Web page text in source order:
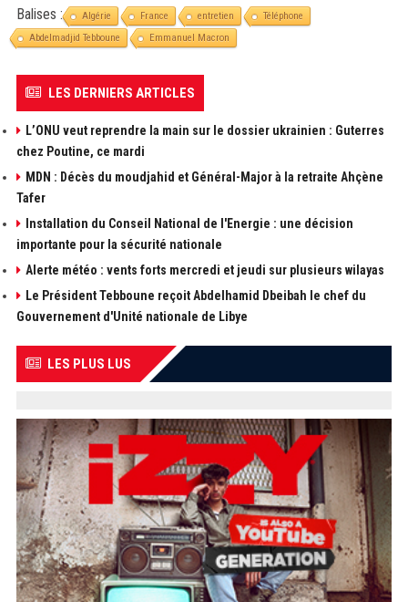
Balises : Algérie France entretien
Téléphone
Abdelmadjid Tebboune
Emmanuel Macron
LES DERNIERS ARTICLES
L’ONU veut reprendre la main sur le dossier ukrainien : Guterres
chez Poutine, ce mardi
MDN : Décès du moudjahid et Général-Major à la retraite Ahçène
Tafer
Installation du Conseil National de l'Energie : une décision
importante pour la sécurité nationale
Alerte météo : vents forts mercredi et jeudi sur plusieurs wilayas
Le Président Tebboune reçoit Abdelhamid Dbeibah le chef du
Gouvernement d'Unité nationale de Libye
LES PLUS LUS